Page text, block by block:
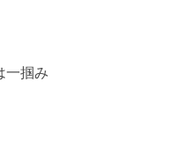
掴み